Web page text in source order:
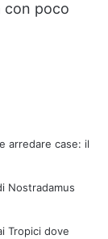
con poco
arredare case: il
Nostradamus
Tropici dove